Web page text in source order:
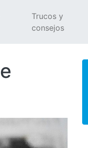
Trucos y
consejos